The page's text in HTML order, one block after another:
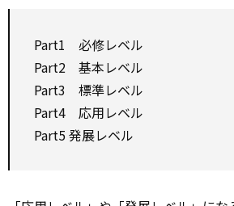
Part1 必修レベル
Part2 基本レベル
Part3 標準レベル
Part4 応用レベル
Part5 発展レベル